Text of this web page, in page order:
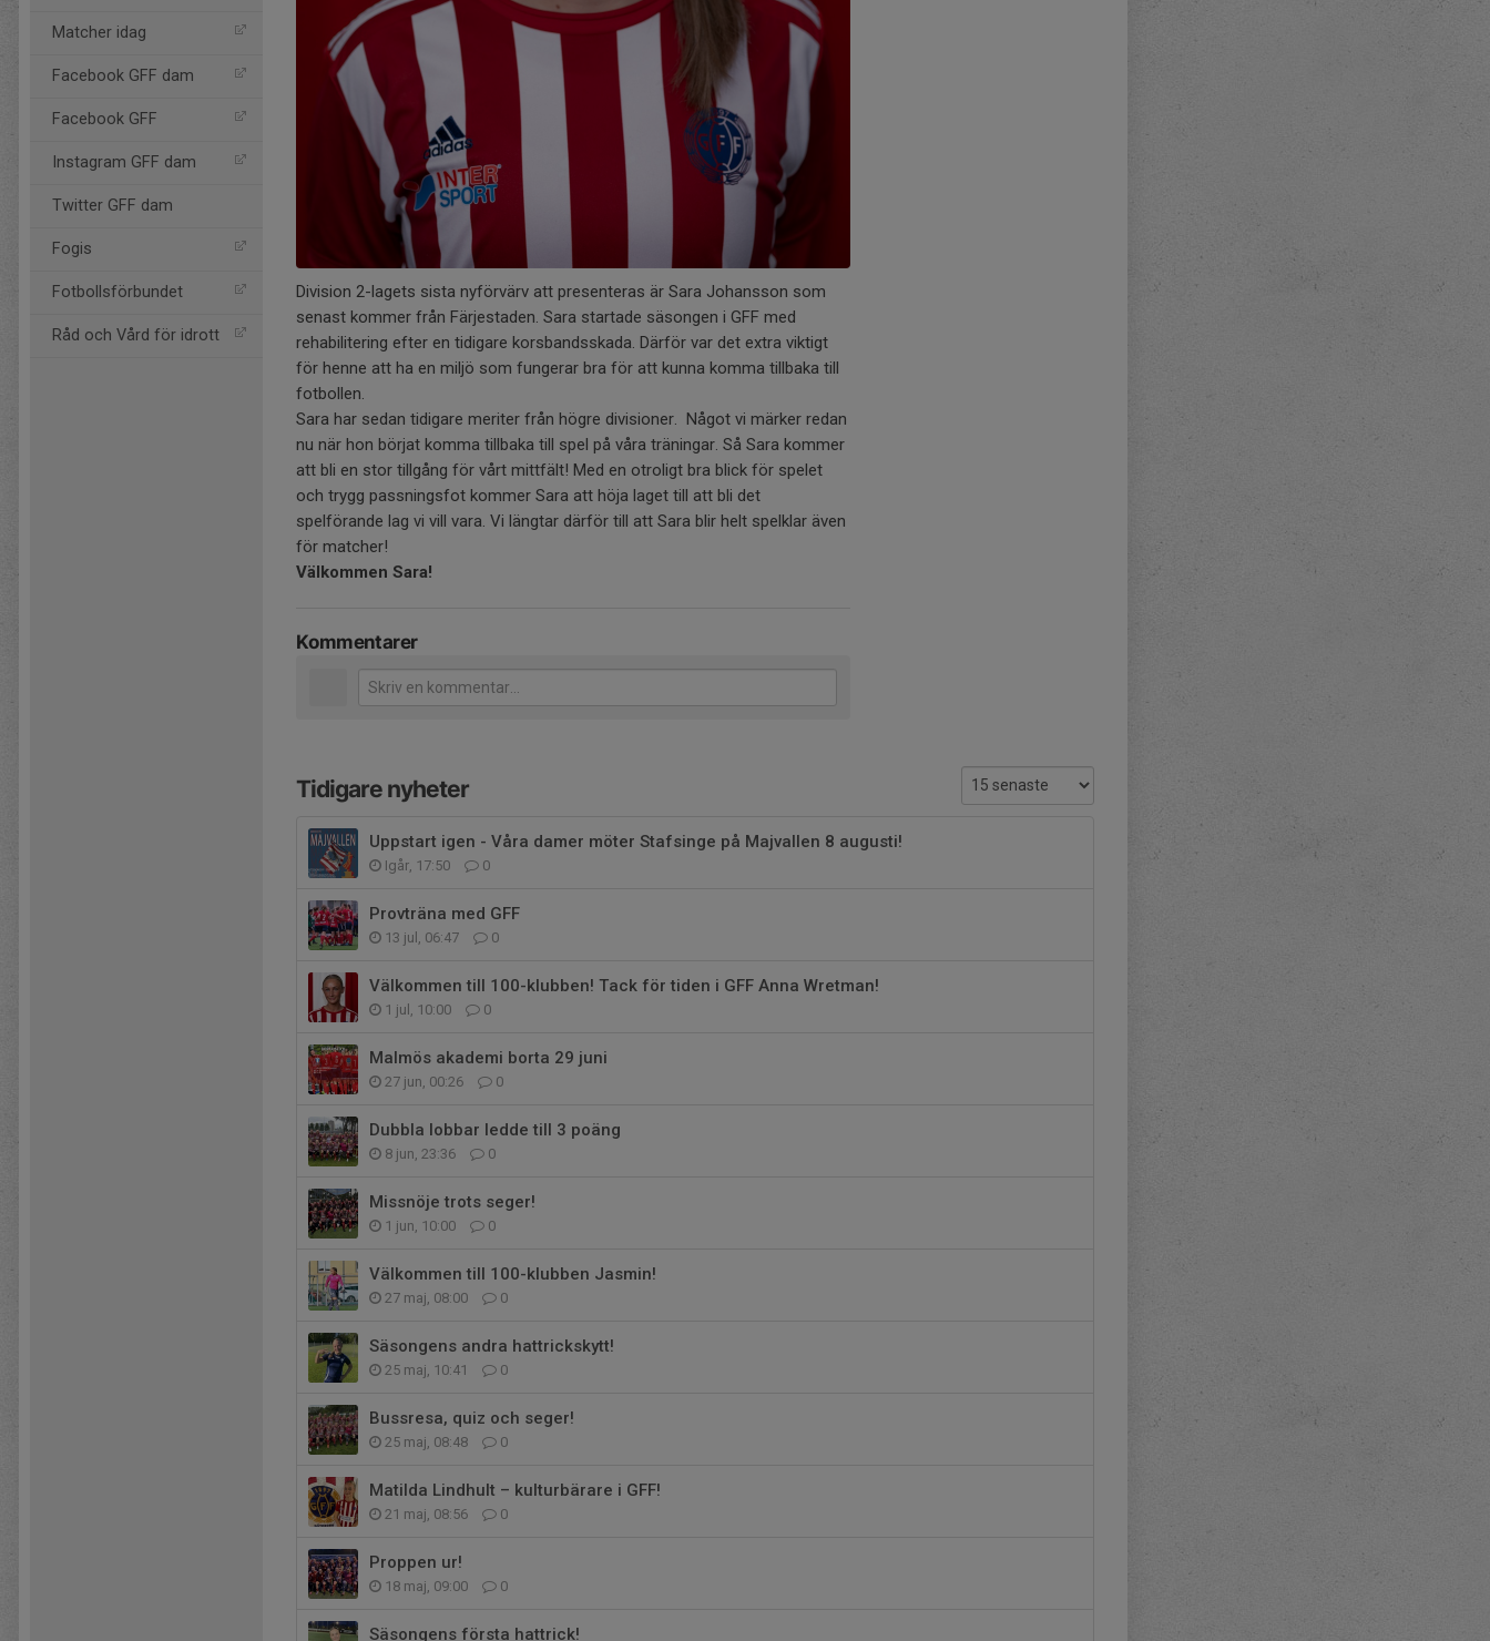
Matcher idag
Facebook GFF dam
Facebook GFF
Instagram GFF dam
Twitter GFF dam
Fogis
Fotbollsförbundet
Råd och Vård för idrott
Division 2-lagets sista nyförvärv att presenteras är Sara Johansson som
senast kommer från Färjestaden. Sara startade säsongen i GFF med
rehabilitering efter en tidigare korsbandsskada. Därför var det extra viktigt
för henne att ha en miljö som fungerar bra för att kunna komma tillbaka till
fotbollen.
Sara har sedan tidigare meriter från högre divisioner. Något vi märker redan
nu när hon börjat komma tillbaka till spel på våra träningar. Så Sara kommer
att bli en stor tillgång för vårt mittfält! Med en otroligt bra blick för spelet
och trygg passningsfot kommer Sara att höja laget till att bli det
spelförande lag vi vill vara. Vi längtar därför till att Sara blir helt spelklar även
för matcher!
Välkommen Sara!
Kommentarer
Tidigare nyheter
Uppstart igen - Våra damer möter Stafsinge på Majvallen 8 augusti!
Igår, 17:50 0
Provträna med GFF
13 jul, 06:47 0
Välkommen till 100-klubben! Tack för tiden i GFF Anna Wretman!
1 jul, 10:00 0
Malmös akademi borta 29 juni
27 jun, 00:26 0
Dubbla lobbar ledde till 3 poäng
8 jun, 23:36 0
Missnöje trots seger!
1 jun, 10:00 0
Välkommen till 100-klubben Jasmin!
27 maj, 08:00 0
Säsongens andra hattrickskytt!
25 maj, 10:41 0
Bussresa, quiz och seger!
25 maj, 08:48 0
Matilda Lindhult – kulturbärare i GFF!
21 maj, 08:56 0
Proppen ur!
18 maj, 09:00 0
Säsongens första hattrick!